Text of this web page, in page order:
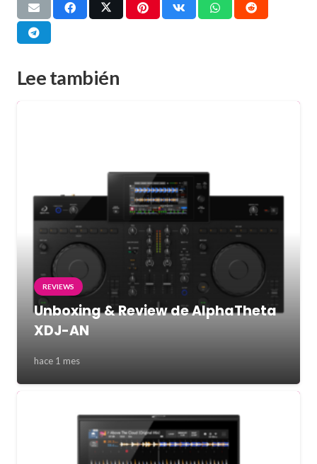
Lee también
REVIEWS
Unboxing & Review de AlphaTheta
XDJ-AN
hace 1 mes